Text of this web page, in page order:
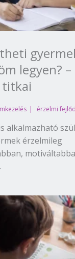
legyen? –
titkai
érzelmi
alkalmazható
érzelmileg